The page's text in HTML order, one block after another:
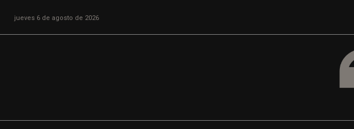
jueves 6 de agosto de 2026